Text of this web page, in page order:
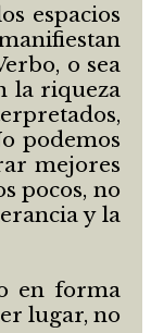
espacios
o sea
la riqueza
podemos
mejores
pocos, no
y la
en forma
lugar, no